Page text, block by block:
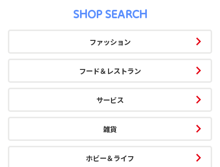
SHOP SEARCH
ファッション
フード＆レストラン
サービス
雑貨
ホビー＆ライフ